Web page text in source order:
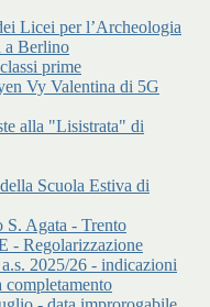
Licei per l’Archeologia
a Berlino
prime
Vy Valentina di 5G
alla "Lisistrata" di
Scuola Estiva di
S. Agata - Trento
- Regolarizzazione
2025/26 - indicazioni